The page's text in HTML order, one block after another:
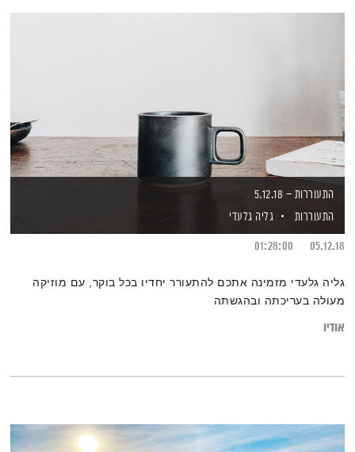
התעוררות – 5.12.18
התעוררות
גליה גלעדי
05.12.18
01:28:00
גליה גלעדי מזמינה אתכם להתעורר יחדיו בכל בוקר, עם מוזיקה
מעולה בעריכתה ובהגשתה
אודיו